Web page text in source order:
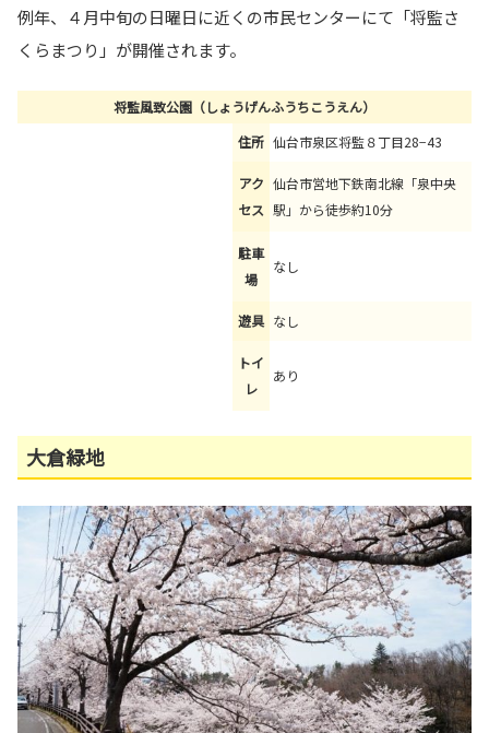
例年、４月中旬の日曜日に近くの市民センターにて「将監さ
くらまつり」が開催されます。
将監風致公園（しょうげんふうちこうえん）
住所 仙台市泉区将監８丁目28−43
アク
セス
仙台市営地下鉄南北線「泉中央
駅」から徒歩約10分
駐車
場
なし
遊具 なし
トイ
レ
あり
大倉緑地